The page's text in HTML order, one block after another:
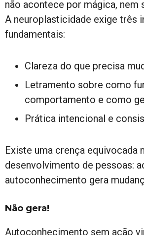
não acontece por mágica, nem
A neuroplasticidade exige três
fundamentais:
Clareza do que precisa
Letramento sobre como
comportamento e como
Prática intencional e
Existe uma crença equivocada
desenvolvimento de pessoas:
autoconhecimento gera
Não gera!
Autoconhecimento sem ação